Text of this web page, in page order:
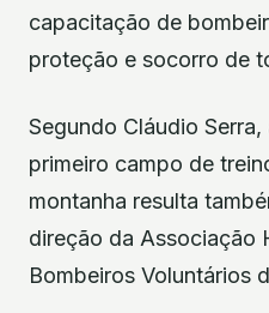
capacitação de
proteção e socorro de
Segundo Cláudio
primeiro campo de
montanha resulta
direção da Associação
Bombeiros Voluntários